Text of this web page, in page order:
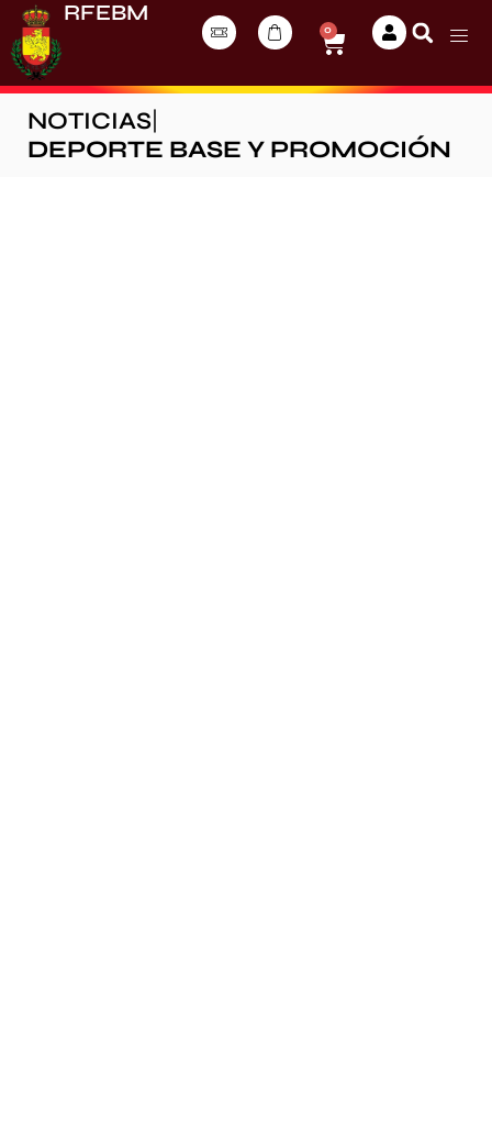
RFEBM
0
NOTICIAS
DEPORTE BASE Y PROMOCIÓN